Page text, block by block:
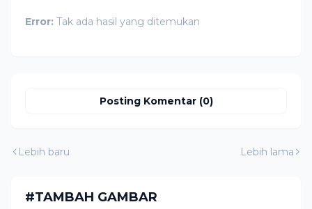
Error: Tak ada hasil yang ditemukan
Posting Komentar (0)
Lebih baru Lebih lama
#TAMBAH GAMBAR